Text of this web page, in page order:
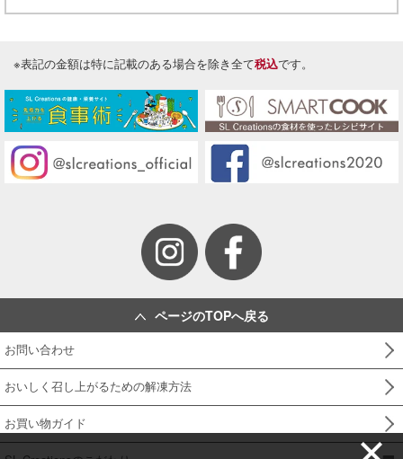
※表記の金額は特に記載のある場合を除き全て税込です。
ページのTOPへ戻る
お問い合わせ
おいしく召し上がるための解凍方法
お買い物ガイド